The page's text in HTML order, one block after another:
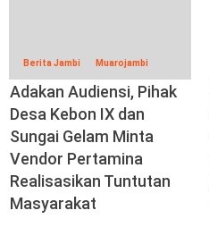
Berita Jambi Muarojambi
Adakan Audiensi, Pihak
Desa Kebon IX dan
Sungai Gelam Minta
Vendor Pertamina
Realisasikan Tuntutan
Masyarakat